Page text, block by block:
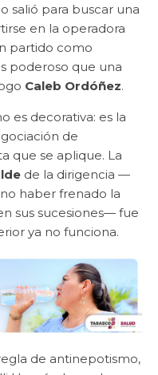
salió para buscar una
en la operadora
partido como
poderoso que una
Caleb Ordóñez.
es decorativa: es la
de
que se aplique. La
de la dirigencia —
haber frenado la
sus sucesiones— fue
ya no funciona.
de antinepotismo,